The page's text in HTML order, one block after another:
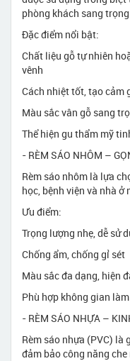
phòng khách sang trọng.
Đặc điểm nổi bật:
Chất liệu gỗ tự nhiên
vênh
Cách nhiệt tốt, tạo cảm
Màu sắc vân gỗ sang
Thể hiện gu thẩm mỹ
- RÈM SÁO NHÔM –
Rèm sáo nhôm là lựa
học, bệnh viện và nhà ở
Ưu điểm:
Trọng lượng nhẹ, dễ sử
Chống ẩm, chống gỉ sét
Màu sắc đa dạng, hiện
Phù hợp không gian
- RÈM SÁO NHỰA –
Rèm sáo nhựa (PVC)
đảm bảo công năng